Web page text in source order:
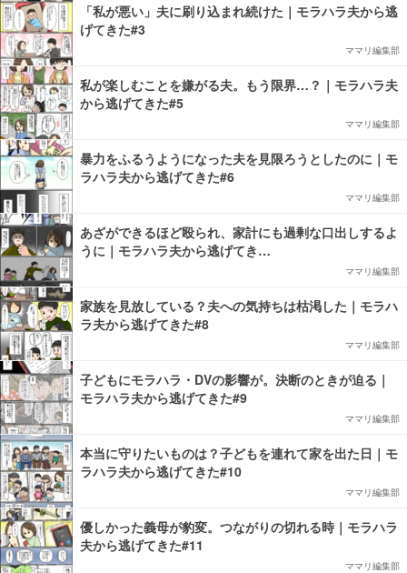
「私が悪い」夫に刷り込まれ続けた｜モラハラ夫から逃
げてきた#3
ママリ編集部
私が楽しむことを嫌がる夫。もう限界…？｜モラハラ夫
から逃げてきた#5
ママリ編集部
暴力をふるうようになった夫を見限ろうとしたのに｜モ
ラハラ夫から逃げてきた#6
ママリ編集部
あざができるほど殴られ、家計にも過剰な口出しするよ
うに｜モラハラ夫から逃げてき…
ママリ編集部
家族を見放している？夫への気持ちは枯渇した｜モラハ
ラ夫から逃げてきた#8
ママリ編集部
子どもにモラハラ・DVの影響が。決断のときが迫る｜
モラハラ夫から逃げてきた#9
ママリ編集部
本当に守りたいものは？子どもを連れて家を出た日｜モ
ラハラ夫から逃げてきた#10
ママリ編集部
優しかった義母が豹変。つながりの切れる時｜モラハラ
夫から逃げてきた#11
ママリ編集部